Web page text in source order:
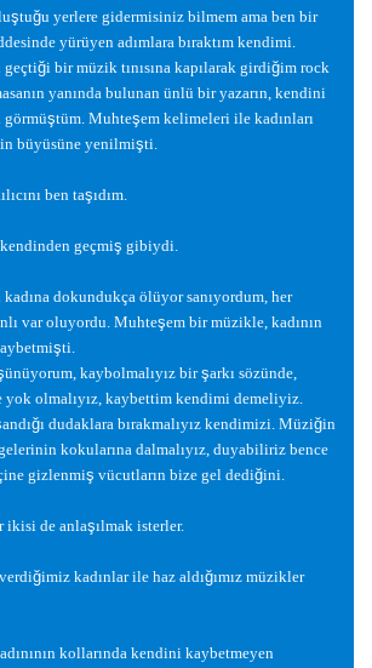
ştuğu yerlere gidermisiniz bilmem ama ben bir
yürüyen adımlara bıraktım kendimi.
geçtiği bir müzik tınısına kapılarak girdiğim rock
yanında bulunan ünlü bir yazarın, kendini
görmüştüm. Muhteşem kelimeleri ile kadınları
in büyüsüne yenilmişti.
ben taşıdım.
geçmiş gibiydi.
kadına dokundukça ölüyor sanıyordum, her
var oluyordu. Muhteşem bir müzikle, kadının
şti.
ünüyorum, kaybolmalıyız birşarkı sözünde,
yok olmalıyız, kaybettim kendimi demeliyiz.
andığı dudaklara bırakmalıyız kendimizi. Müziğin
kokularına dalmalıyız, duyabiliriz bence
gizlenmiş vücutların bize gel dediğini.
ikisi de anlaşılmak isterler.
verdiğimiz kadınlar ile haz aldığımız müzikler
kollarında kendini kaybetmeyen